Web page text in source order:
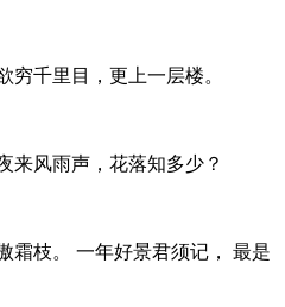
穷千里目，更上一层楼。
来风雨声，花落知多少？
霜枝。 一年好景君须记， 最是